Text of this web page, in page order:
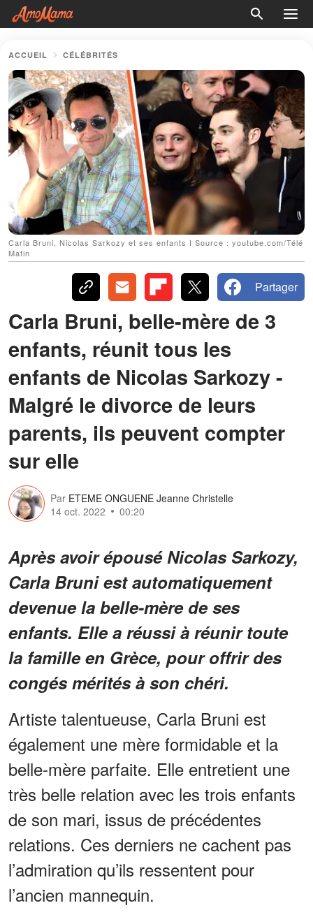
ACCUEIL CÉLÉBRITÉS
Carla Bruni, Nicolas Sarkozy et ses enfants І Source : youtube.com/Télé
Matin
Partager
Carla Bruni, belle-mère de 3
enfants, réunit tous les
enfants de Nicolas Sarkozy -
Malgré le divorce de leurs
parents, ils peuvent compter
sur elle
Par ETEME ONGUENE Jeanne Christelle
14 oct. 2022
00:20
Après avoir épousé Nicolas Sarkozy,
Carla Bruni est automatiquement
devenue la belle-mère de ses
enfants. Elle a réussi à réunir toute
la famille en Grèce, pour offrir des
congés mérités à son chéri.
Artiste talentueuse, Carla Bruni est
également une mère formidable et la
belle-mère parfaite. Elle entretient une
très belle relation avec les trois enfants
de son mari, issus de précédentes
relations. Ces derniers ne cachent pas
l’admiration qu’ils ressentent pour
l’ancien mannequin.